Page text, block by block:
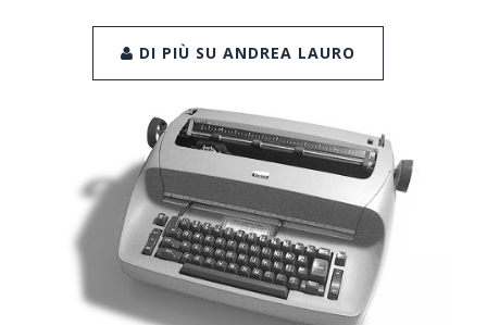
DI PIÙ SU ANDREA LAURO